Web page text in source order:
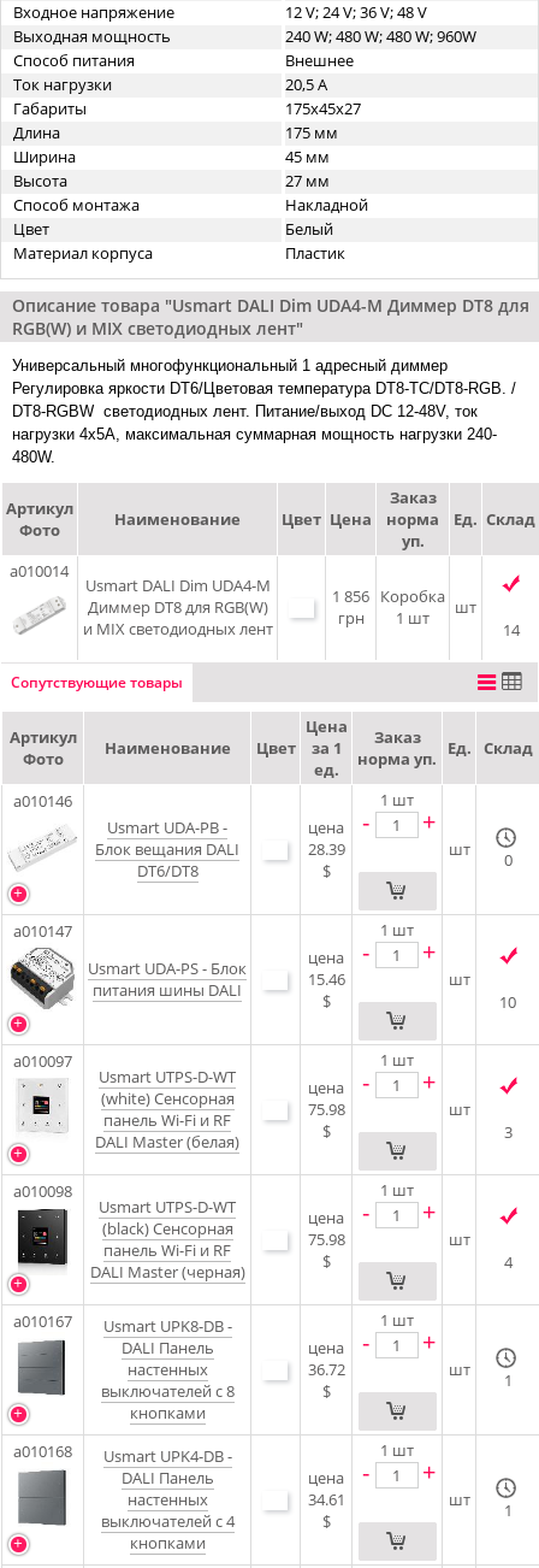
Входное напряжение
12 V; 24 V; 36 V; 48 V
Выходная мощность
240 W; 480 W; 480 W; 960W
Способ питания
Внешнее
Ток нагрузки
20,5 A
Габариты
175x45x27
Длина
175 мм
Ширина
45 мм
Высота
27 мм
Способ монтажа
Накладной
Цвет
Белый
Материал корпуса
Пластик
Описание товара "Usmart DALI Dim UDA4-M Диммер DT8 для
RGB(W) и MIX светодиодных лент"
Универсальный многофункциональный 1 адресный диммер
Регулировка яркости DT6/Цветовая температура DT8-TC/DT8-RGB. /
DT8-RGBW светодиодных лент. Питание/выход DC 12-48V, ток
нагрузки 4x5A, максимальная суммарная мощность нагрузки 240-
480W.
Артикул
Фото
Наименование Цвет Цена
Заказ
норма
уп.
Ед. Склад
a010014
Usmart DALI Dim UDA4-M
Диммер DT8 для RGB(W)
и MIX светодиодных лент
1 856
грн
Коробка
1 шт
шт
14
Сопутствующие товары
Артикул
Фото
Наименование Цвет
Цена
за 1
ед.
Заказ
норма уп.
Ед. Склад
a010146
Usmart UDA-PB -
Блок вещания DALI
DT6/DT8
цена
28.39
$
1 шт
- +
шт 0
a010147
Usmart UDA-PS - Блок
питания шины DALI
цена
15.46
$
1 шт
- +
шт
10
a010097
Usmart UTPS-D-WT
(white) Сенсорная
панель Wi-Fi и RF
DALI Master (белая)
цена
75.98
$
1 шт
- +
шт
3
a010098
Usmart UTPS-D-WT
(black) Сенсорная
панель Wi-Fi и RF
DALI Master (черная)
цена
75.98
$
1 шт
- +
шт
4
a010167
Usmart UPK8-DB -
DALI Панель
настенных
выключателей с 8
кнопками
цена
36.72
$
1 шт
- +
шт 1
a010168
Usmart UPK4-DB -
DALI Панель
настенных
выключателей с 4
кнопками
цена
34.61
$
1 шт
- +
шт 1